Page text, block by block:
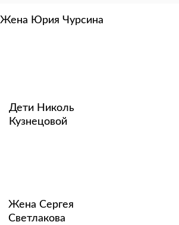
Жена Юрия Чурсина
Дети Николь
Кузнецовой
Жена Сергея
Светлакова